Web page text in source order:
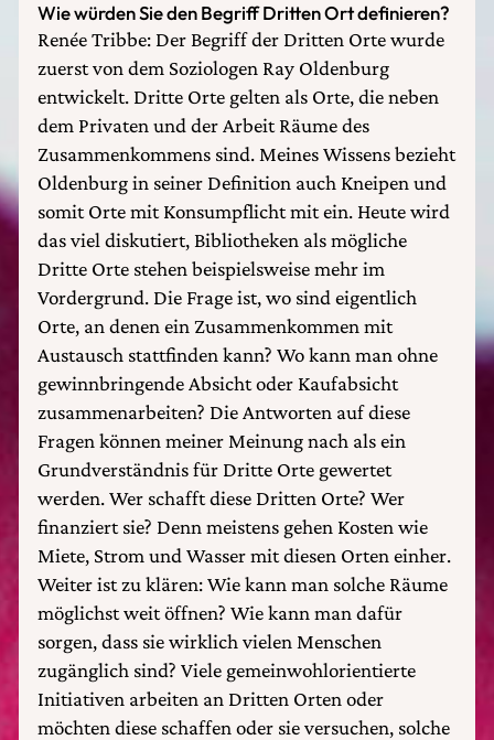
Wie würden Sie den Begriff Dritten Ort definieren?
Renée Tribbe: Der Begriff der Dritten Orte wurde
zuerst von dem Soziologen Ray Oldenburg
entwickelt. Dritte Orte gelten als Orte, die neben
dem Privaten und der Arbeit Räume des
Zusammenkommens sind. Meines Wissens bezieht
Oldenburg in seiner Definition auch Kneipen und
somit Orte mit Konsumpflicht mit ein. Heute wird
das viel diskutiert, Bibliotheken als mögliche
Dritte Orte stehen beispielsweise mehr im
Vordergrund. Die Frage ist, wo sind eigentlich
Orte, an denen ein Zusammenkommen mit
Austausch stattfinden kann? Wo kann man ohne
gewinnbringende Absicht oder Kaufabsicht
zusammenarbeiten? Die Antworten auf diese
Fragen können meiner Meinung nach als ein
Grundverständnis für Dritte Orte gewertet
werden. Wer schafft diese Dritten Orte? Wer
finanziert sie? Denn meistens gehen Kosten wie
Miete, Strom und Wasser mit diesen Orten einher.
Weiter ist zu klären: Wie kann man solche Räume
möglichst weit öffnen? Wie kann man dafür
sorgen, dass sie wirklich vielen Menschen
zugänglich sind? Viele gemeinwohlorientierte
Initiativen arbeiten an Dritten Orten oder
möchten diese schaffen oder sie versuchen, solche